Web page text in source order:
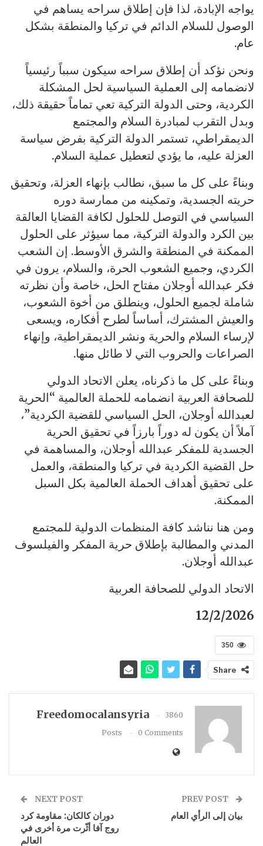
يواجه الإبادة، لذا فإن إطلاق سراحه يساهم في
الوصول للسلام الدائم في تركيا والمنطقة بشكل
عام.
ونحن نؤكد أن إطلاق سراحه سيكون سبباً رئيسياً
لانضمامه إلى العملية السياسية لحل المشكلة
الكردية، وحتى الدولة التركية تعي تماماً حقيقة ذلك،
وبدل التقرب لمبادرة السلام والمجتمع
الديمقراطي، تستمر الدولة التركية بفرض سياسة
العزلة عليه، ما يؤدي لتعطيل عملية السلام.
وبناءً على كل ما سبق، نطالب بإنهاء العزلة، وتحقيق
حريته الجسدية، وتمكينه من ممارسة دوره
السياسي في التوصل للحلول لكافة القضايا العالقة
بين الكرد والدولة التركية، مما سيؤثر على الحلول
الممكنة في المنطقة والشرق الأوسط. إن الشعب
الكردي، وجميع الشعوب الحرة، والسلام، يرون في
فكر عبدالله أوجلان مفتاح الحل، خاصة وأن نظرته
شاملة لجميع الحلول، وينطلق من أخوة الشعوب،
والعيش المشترك، أساساً لطرح أفكاره، ويسعى
لإرساء السلام والحرية ونشر الديمقراطية، وإنهاء
الصراعات والحروب التي لا طائل منها.
وبناءً على كل ما ذكرناه، يعلن الاتحاد الدولي
للصحافة العربية انضمامه للحملة العالمية “الحرية
لعبدالله أوجلان، الحل السياسي للقضية الكردية”،
آملاً أن يكون له دوراً بارزاً في تحقيق الحرية
الجسدية للمفكر عبدالله أوجلان، والمساهمة في
حل القضية الكردية في تركيا والمنطقة، والعمل
على تحقيق أهداف الحملة العالمية بكل السبل
الممكنة.
ومن هنا نناشد كافة المنظمات الدولية للمجتمع
المدني والمطالبة بإطلاق حرية المفكر والفيلسوف
عبدالله أوجلان.
الاتحاد الدولي للصحافة العربية
12/2/2026
350
Share
Freedomocalansyria
3860
Posts
0 Comments
بيان إلى الرأي العام
NEXT POST
دوران كالكان: مقاومة كرد
روج آفا أثّرت مرة أخرى في
العالم